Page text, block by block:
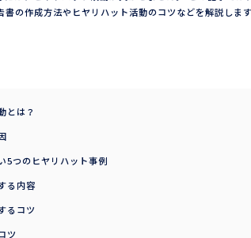
の作成方法やヒヤリハット活動のコツなどを解説しま
とは？
5つのヒヤリハット事例
る内容
るコツ
ツ